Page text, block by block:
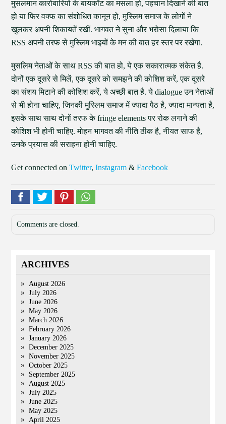
मुसलमान कारोबारियों के बायकॉट का मसला हो, पहचान दिखाने की बात
हो या फिर वक्फ का संशोधित कानून हो, मुस्लिम समाज के लोगों ने
खुलकर अपनी शिकायतें रखीं. भागवत ने सुना और भरोसा दिलाया कि
RSS अपनी तरफ से मुस्लिम भाइयों के मन की बात हर स्तर पर रखेगा.
मुसलिम नेताओं के साथ RSS की बात हो, ये एक सकारात्मक संकेत है.
दोनों एक दूसरे से मिलें, एक दूसरे को समझने की कोशिश करें, एक दूसरे
का संशय मिटाने की कोशिश करें, ये अच्छी बात है. ये dialogue उन नेताओं
से भी होना चाहिए, जिनकी मुस्लिम समाज में ज्यादा पैठ है, ज्यादा मान्यता है,
इसके साथ साथ दोनों तरफ के fringe elements पर रोक लगाने की
कोशिश भी होनी चाहिए. मोहन भागवत की नीति ठीक है, नीयत साफ है,
उनके प्रयास की सराहना होनी चाहिए.
Get connected onTwitter,Instagram &Facebook
Comments are closed.
ARCHIVES
August 2026
July 2026
June 2026
May 2026
March 2026
February 2026
January 2026
December 2025
November 2025
October 2025
September 2025
August 2025
July 2025
June 2025
May 2025
April 2025